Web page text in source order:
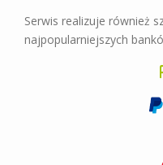
Serwis realizuje również
najpopularniejszych